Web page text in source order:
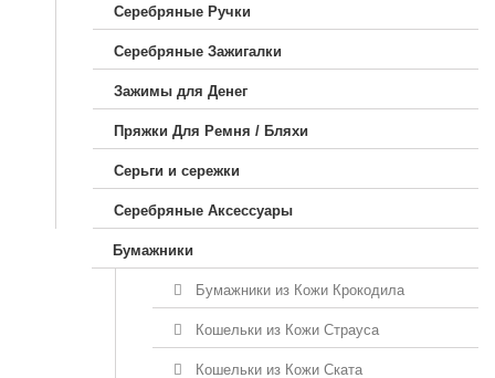
Серебряные Ручки
Серебряные Зажигалки
Зажимы для Денег
Пряжки Для Ремня / Бляхи
Серьги и сережки
Серебряные Аксессуары
Бумажники
Бумажники из Кожи Крокодила
Кошельки из Кожи Страуса
Кошельки из Кожи Ската